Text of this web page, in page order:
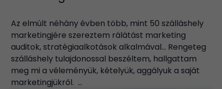
Az elmúlt néhány évben több, mint 50 szálláshely
marketingjére szereztem rálátást marketing
auditok, stratégiaalkotások alkalmával… Rengeteg
szálláshely tulajdonossal beszéltem, hallgattam
meg mi a véleményük, kételyük, aggályuk a saját
marketingjükről. ...